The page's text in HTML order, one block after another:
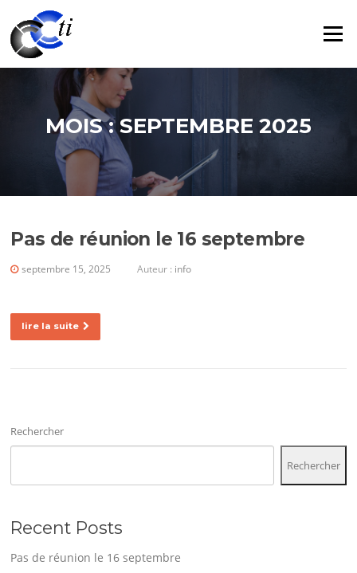
contenu
Menu
MOIS :SEPTEMBRE 2025
Pas de réunion le 16 septembre
septembre 15, 2025 Auteur : info
lire la suite
Rechercher
Rechercher
Recent Posts
Pas de réunion le 16 septembre